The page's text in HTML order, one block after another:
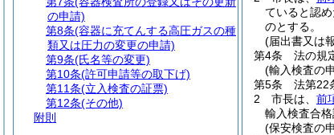
ていると認
のとする。
(届出書又は
第4条
法の規
(輸入検査の
第5条
法第22
2
市長は、 前
輸入検査合
(保安検査の
の申請)
第8条(容器に充てんする高圧ガスの種
類又は圧力の変更の申請)
第9条(氏名等の変更)
第10条(許可申請等の取下げ)
第11条(立入検査の証票)
第12条(その他)
附則